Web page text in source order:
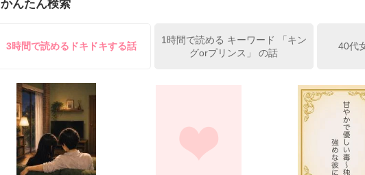
雪瀬鷹哉（29）が『──俺と結婚してくれないか』といきなりプロポーズをしてき
鷹哉『宜しくな、俺の雛子』🦅
シゴデキで冷徹な上司が見せる素顔は、なぜか想像以上に甘くて……🐥💓🦅
※表紙も作中使用の画像も全てフリー素材です。
※執筆期間2026.6.3〜7.20完結です。
※他サイトさんにて恋愛トレンド1位でした〜良かったら読んで頂けると嬉しいで
かんたん検索
3時間で読めるドキドキする話
1時間で読める キーワード 「キン
グorプリンス」 の話
40代